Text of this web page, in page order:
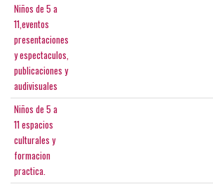
Niños de 5 a
11,eventos
presentaciones
y espectaculos,
publicaciones y
audivisuales
Niños de 5 a
11 espacios
culturales y
formacion
practica.